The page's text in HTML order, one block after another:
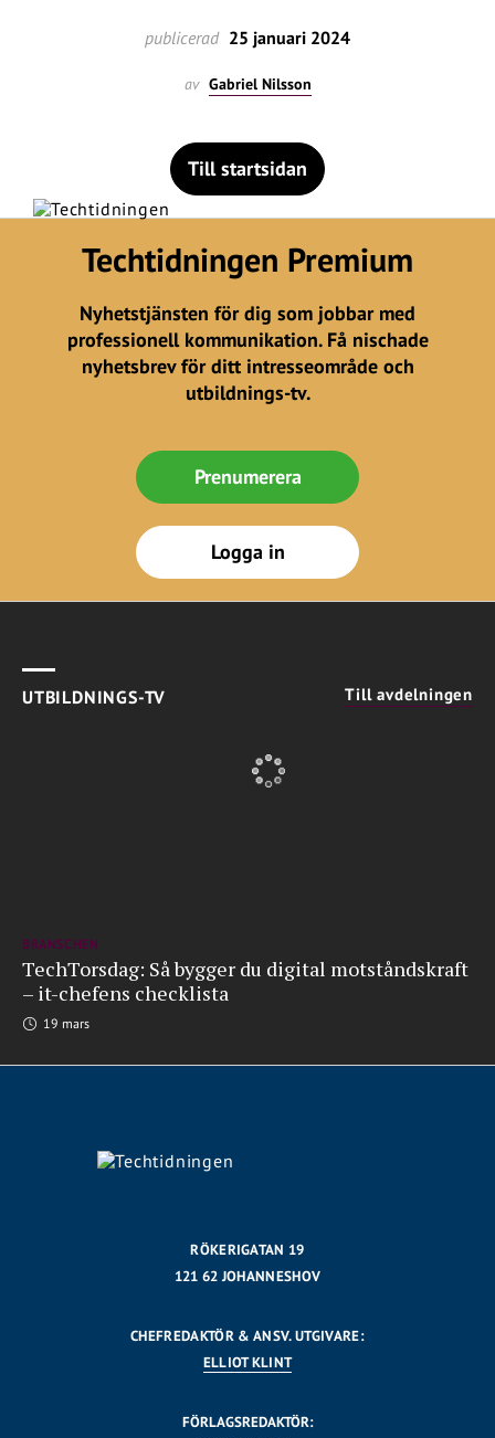
publicerad 25 januari 2024
av Gabriel Nilsson
Till startsidan
Techtidningen Premium
Nyhetstjänsten för dig som jobbar med
professionell kommunikation. Få nischade
nyhetsbrev för ditt intresseområde och
utbildnings-tv.
Prenumerera
Logga in
UTBILDNINGS-TV Till avdelningen
BRANSCHEN
TechTorsdag: Så bygger du digital motståndskraft
– it-chefens checklista
19 mars
RÖKERIGATAN 19
121 62 JOHANNESHOV
CHEFREDAKTÖR & ANSV. UTGIVARE:
ELLIOT KLINT
FÖRLAGSREDAKTÖR: